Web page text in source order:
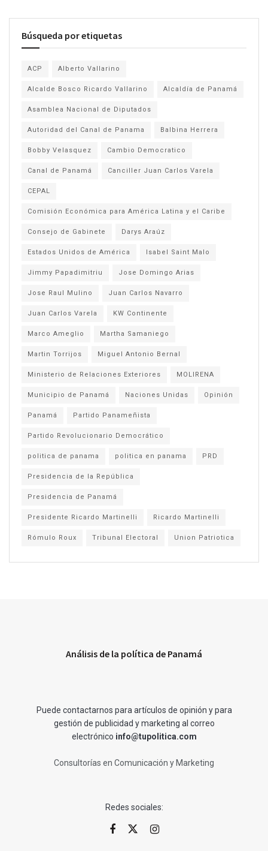
Búsqueda por etiquetas
ACP Alberto Vallarino
Alcalde Bosco Ricardo Vallarino Alcaldía de Panamá
Asamblea Nacional de Diputados
Autoridad del Canal de Panama Balbina Herrera
Bobby Velasquez Cambio Democratico
Canal de Panamá Canciller Juan Carlos Varela
CEPAL
Comisión Económica para América Latina y el Caribe
Consejo de Gabinete Darys Araúz
Estados Unidos de América Isabel Saint Malo
Jimmy Papadimitriu Jose Domingo Arias
Jose Raul Mulino Juan Carlos Navarro
Juan Carlos Varela KW Continente
Marco Ameglio Martha Samaniego
Martin Torrijos Miguel Antonio Bernal
Ministerio de Relaciones Exteriores MOLIRENA
Municipio de Panamá Naciones Unidas Opinión
Panamá Partido Panameñista
Partido Revolucionario Democrático
politica de panama politica en panama PRD
Presidencia de la República
Presidencia de Panamá
Presidente Ricardo Martinelli Ricardo Martinelli
Rómulo Roux Tribunal Electoral Union Patriotica
Análisis de la política de Panamá
Puede contactarnos para artículos de opinión y para
gestión de publicidad y marketing al correo
electrónico info@tupolitica.com
Consultorías en Comunicación y Marketing
Redes sociales: